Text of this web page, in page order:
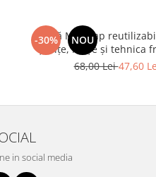
-30% NOU
Cască Magicap
șuvițe, meșe și tehnica
tipping
68,00 Lei47,60
in social media